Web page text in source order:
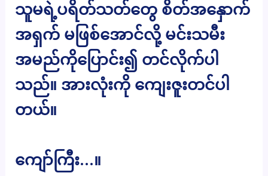
သူမရဲ့ပရိတ်သတ်တွေ စိတ်အနှောက်
အရှက် မဖြစ်အောင်လို့ မင်းသမီး
အမည်ကိုပြောင်း၍ တင်လိုက်ပါ
သည်။ အားလုံးကို ကျေးဇူးတင်ပါ
တယ်။
ကျော်ကြီး…။